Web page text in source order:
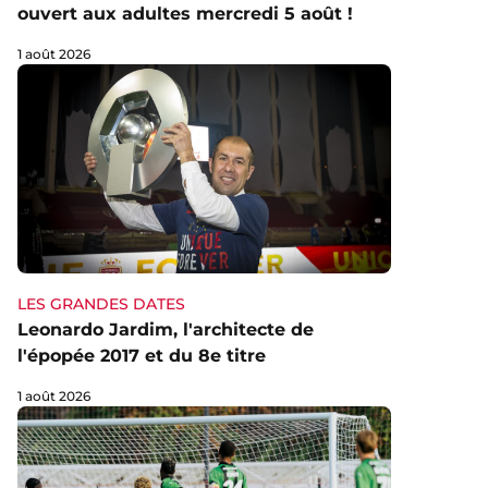
ouvert aux adultes mercredi 5 août !
1 août 2026
LES GRANDES DATES
Leonardo Jardim, l'architecte de
l'épopée 2017 et du 8e titre
1 août 2026